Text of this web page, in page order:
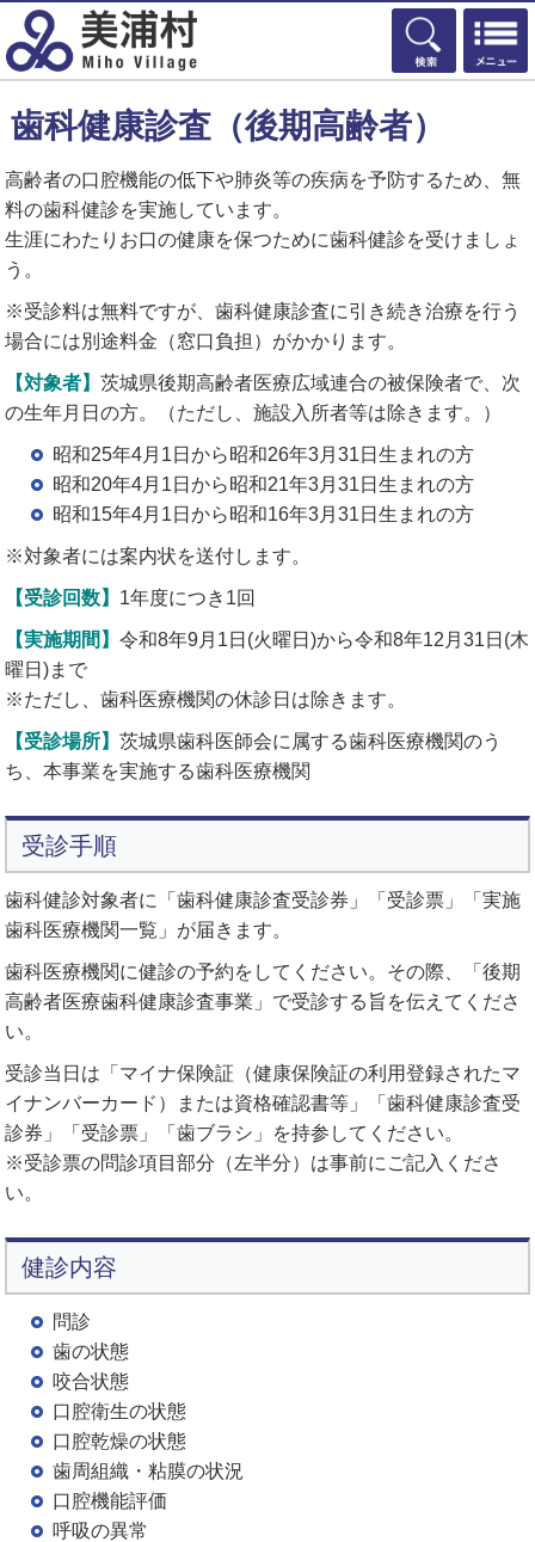
検索
歯科健康診査（後期高齢者）
高齢者の口腔機能の低下や肺炎等の疾病を予防するため、無
料の歯科健診を実施しています。
生涯にわたりお口の健康を保つために歯科健診を受けましょ
う。
※受診料は無料ですが、歯科健康診査に引き続き治療を行う
場合には別途料金（窓口負担）がかかります。
【対象者】茨城県後期高齢者医療広域連合の被保険者で、次
の生年月日の方。（ただし、施設入所者等は除きます。）
昭和25年4月1日から昭和26年3月31日生まれの方
昭和20年4月1日から昭和21年3月31日生まれの方
昭和15年4月1日から昭和16年3月31日生まれの方
※対象者には案内状を送付します。
【受診回数】 1年度につき1回
【実施期間】令和8年9月1日(火曜日)から令和8年12月31日(木
曜日)まで
※ただし、歯科医療機関の休診日は除きます。
【受診場所】茨城県歯科医師会に属する歯科医療機関のう
ち、本事業を実施する歯科医療機関
受診手順
歯科健診対象者に「歯科健康診査受診券」「受診票」「実施
歯科医療機関一覧」が届きます。
歯科医療機関に健診の予約をしてください。その際、「後期
高齢者医療歯科健康診査事業」で受診する旨を伝えてくださ
い。
受診当日は「マイナ保険証（健康保険証の利用登録されたマ
イナンバーカード）または資格確認書等」「歯科健康診査受
診券」「受診票」「歯ブラシ」を持参してください。
※受診票の問診項目部分（左半分）は事前にご記入くださ
い。
健診内容
問診
歯の状態
咬合状態
口腔衛生の状態
口腔乾燥の状態
歯周組織・粘膜の状況
口腔機能評価
呼吸の異常